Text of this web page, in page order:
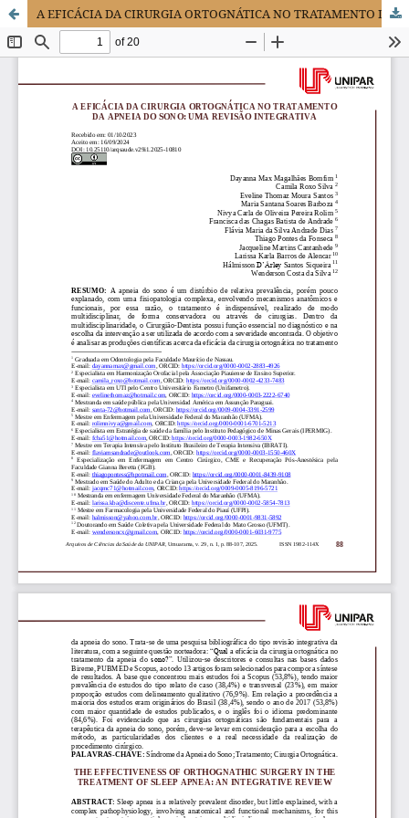
A EFICÁCIA DA CIRURGIA ORTOGNÁTICA NO TRATAMENTO DA APNEIA DO SONO: UMA REVISÃO INTEGRATIVA